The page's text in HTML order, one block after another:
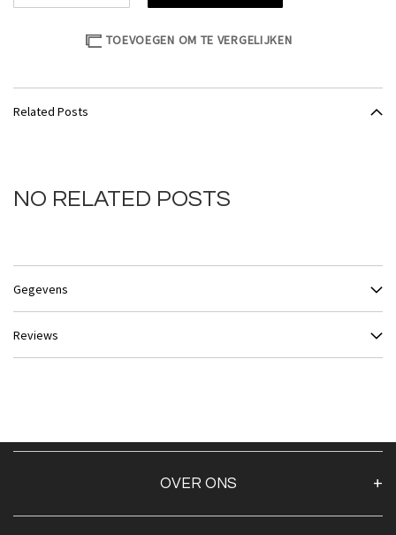
TOEVOEGEN OM TE VERGELIJKEN
Related Posts
NO RELATED POSTS
Gegevens
Reviews
OVER ONS